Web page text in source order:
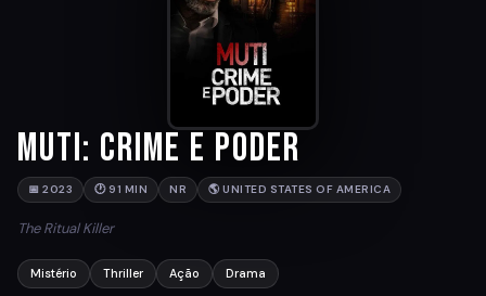
Muti: Crime e Poder
📅 2023 🕐 91 MIN NR 🌎 UNITED STATES OF AMERICA
The Ritual Killer
Mistério Thriller Ação Drama